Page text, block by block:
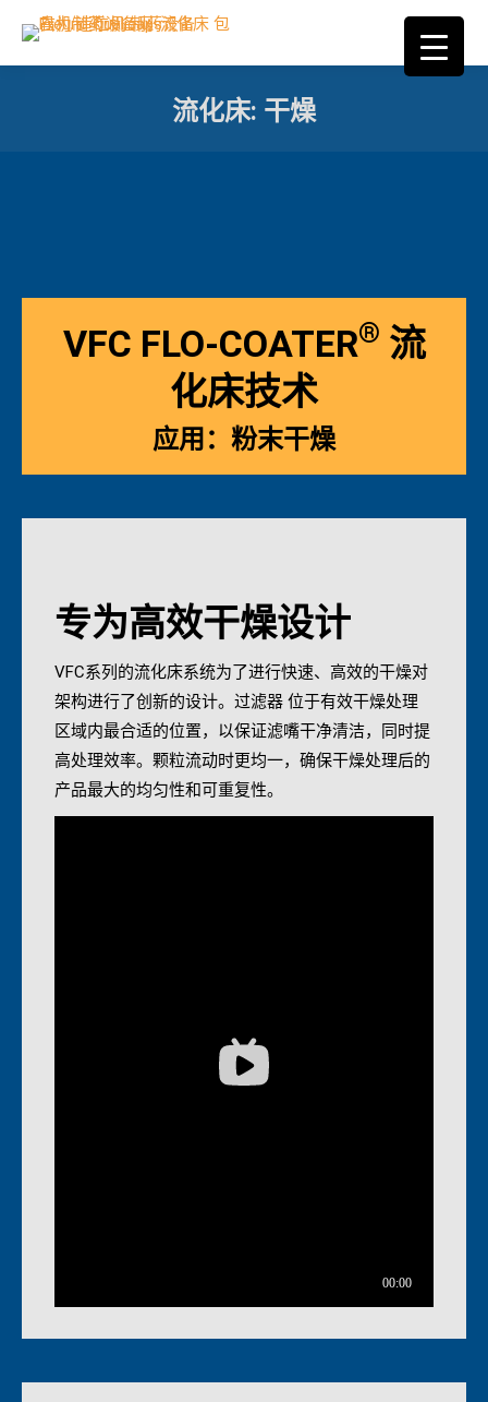
流化床: 干燥
VFC FLO-COATER® 流
化床技术
应用：粉末干燥
专为高效干燥设计
VFC系列的流化床系统为了进行快速、高效的干燥对
架构进行了创新的设计。过滤器 位于有效干燥处理
区域内最合适的位置，以保证滤嘴干净清洁，同时提
高处理效率。颗粒流动时更均一，确保干燥处理后的
产品最大的均匀性和可重复性。